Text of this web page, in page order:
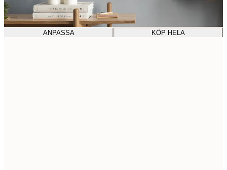
ANPASSA KÖP HELA